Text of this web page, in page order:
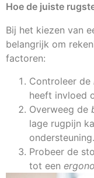
Hoe de juiste
Bij het kiezen van
belangrijk om
factoren:
Controleer de
heeft invloed
Overweeg de
lage rugpijn
ondersteuning.
Probeer de
tot een